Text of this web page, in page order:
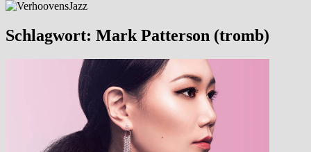
Schlagwort: Mark Patterson (tromb)